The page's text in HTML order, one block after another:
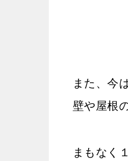
また、今
壁や屋根
まもなく